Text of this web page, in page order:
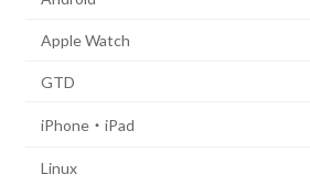
Apple Watch
GTD
iPhone・iPad
Linux